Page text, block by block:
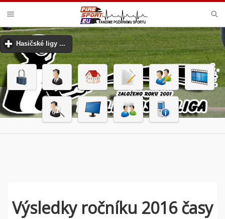
PODLIPANSKÁ LIGA
Hasičské ligy ... click to expand contents
Výsledky ročníku 2016 časy